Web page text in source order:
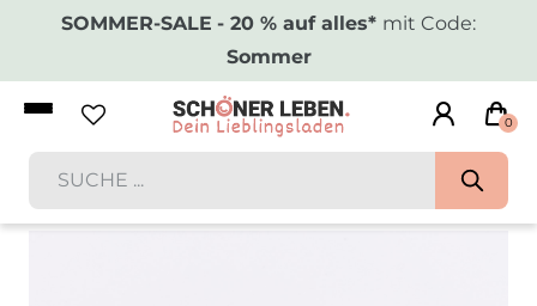
SOMMER-SALE - 20 % auf alles* mit Code:
Sommer
0